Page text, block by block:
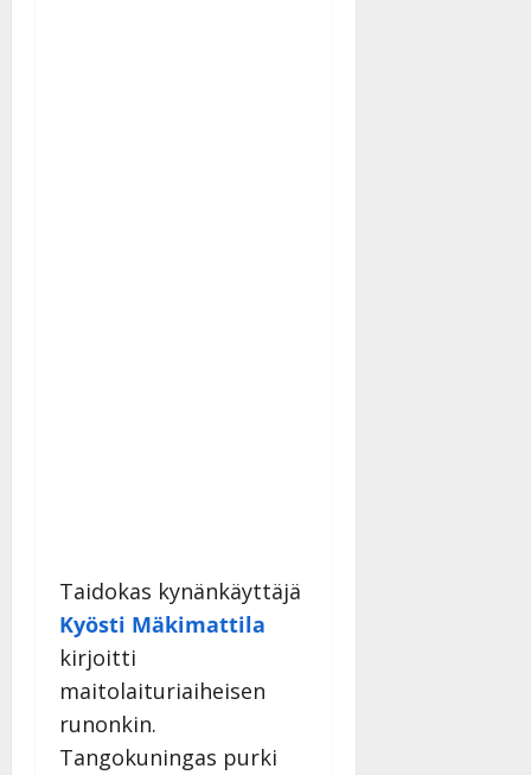
Taidokas kynänkäyttäjä
Kyösti Mäkimattila
kirjoitti
maitolaituriaiheisen
runonkin.
Tangokuningas purki